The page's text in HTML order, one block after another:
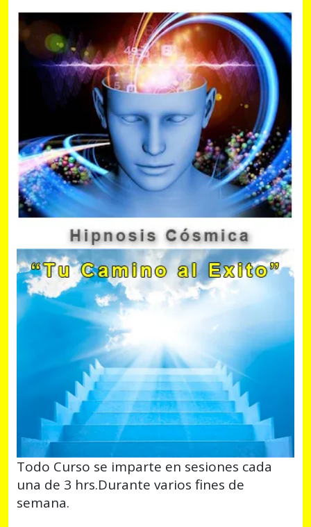
Todo Curso se imparte en sesiones cada
una de 3 hrs.Durante varios fines de
semana.